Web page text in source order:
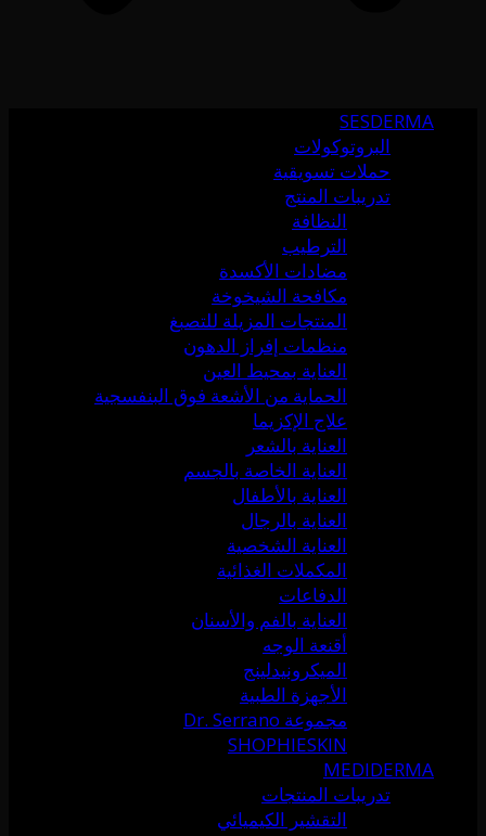
SESDERMA
البروتوكولات
حملات تسويقية
تدريبات المنتج
النظافة
الترطيب
مضادات الأكسدة
مكافحة الشيخوخة
المنتجات المزيلة للتصبغ
منظمات إفراز الدهون
العناية بمحيط العين
الحماية من الأشعة فوق البنفسجية
علاج الإكزيما
العناية بالشعر
العناية الخاصة بالجسم
العناية بالأطفال
العناية بالرجال
العناية الشخصية
المكملات الغذائية
الدفاعات
العناية بالفم والأسنان
أقنعة الوجه
الميكرونيدلينج
الأجهزة الطبية
مجموعة Dr. Serrano
SHOPHIESKIN
MEDIDERMA
تدريبات المنتجات
التقشير الكيميائي